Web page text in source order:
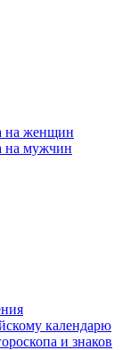
на женщин
на мужчин
календарю
и знаков